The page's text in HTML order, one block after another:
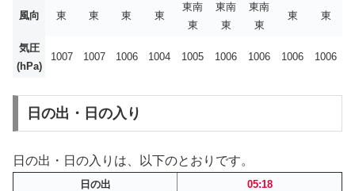
風向 東 東 東 東
東南
東
東南
東
東南
東
東 東
気圧
(hPa)
1007 1007 1006 1004 1005 1006 1006 1006 1006
日の出・日の入り
日の出・日の入りは、以下のとおりです。
日の出
05:18